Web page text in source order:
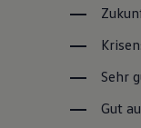
Sehr
Gut